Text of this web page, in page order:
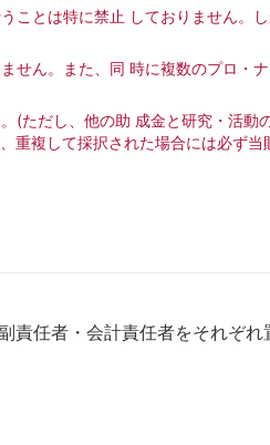
ことは特に禁止 しておりません。
せん。また、同 時に複数のプロ・
(ただし、他の助 成金と研究・活動
重複して採択された場合には必ず当
任者・会計責任者をそれぞれ